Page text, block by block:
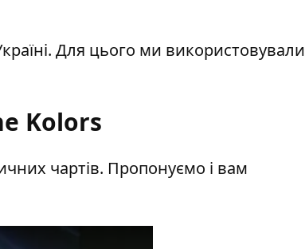
Для цього ми використовували
Kolors
чартів. Пропонуємо і вам